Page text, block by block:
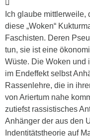
Ich glaube mittlerweile,
diese „Woken“
Faschisten. Deren
tun, sie ist eine
Wüste. Die Woken und
im Endeffekt selbst
Rassenlehre, die in
von Ariertum nahe
zutiefst rassistisches
Anhänger der aus den
Indentitätstheorie auf